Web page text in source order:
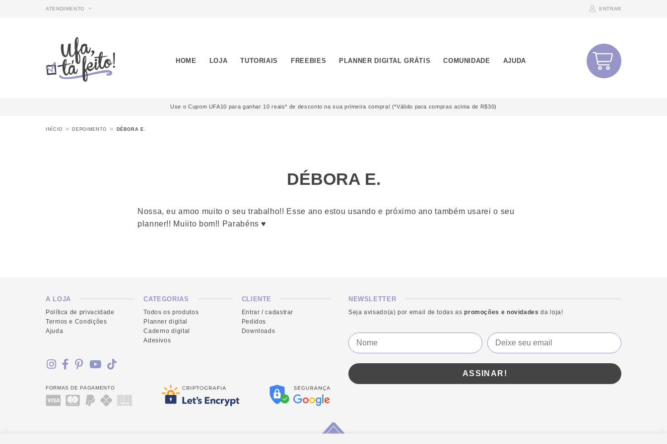
ATENDIMENTO ENTRAR
HOME LOJA TUTORIAIS FREEBIES PLANNER DIGITAL GRÁTIS COMUNIDADE AJUDA
Use o Cupom UFA10 para ganhar 10 reais* de desconto na sua primeira compra! (*Válido para compras acima de R$30)
INÍCIO DEPOIMENTO DÉBORA E.
DÉBORA E.
Nossa, eu amoo muito o seu trabalho!! Esse ano estou usando e próximo ano também usarei o seu
planner!! Muiito bom!! Parabéns ♥️
A LOJA
Política de privacidade
Termos e Condições
Ajuda
CATEGORIAS
Todos os produtos
Planner digital
Caderno digital
Adesivos
CLIENTE
Entrar / cadastrar
Pedidos
Downloads
FORMAS DE PAGAMENTO
NEWSLETTER
Seja avisado(a) por email de todas aspromoções e novidades da loja!
E
m
i
N
o
m
e
E
m
a
i
ASSINAR!